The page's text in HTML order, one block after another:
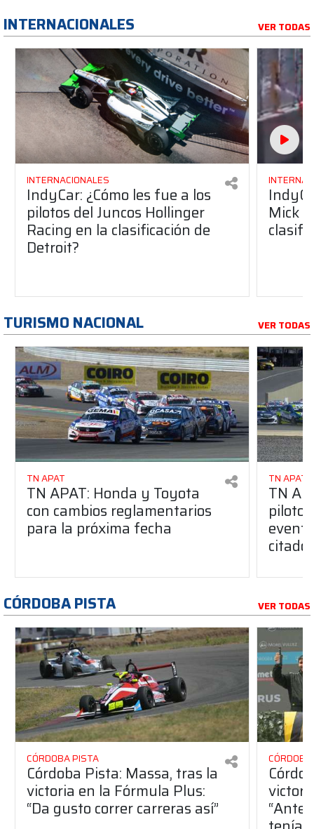
INTERNACIONALES VER TODAS
INTERNACIONALES
IndyCar: ¿Cómo les fue a los
pilotos del Juncos Hollinger
Racing en la clasificación de
Detroit?
Mick
TURISMO NACIONAL VER TODAS
TN APAT
TN APAT: Honda y Toyota
con cambios reglamentarios
para la próxima fecha
TN APAT
TN
piloto
citado
CÓRDOBA PISTA VER TODAS
CÓRDOBA PISTA
Córdoba Pista: Massa, tras la
victoria en la Fórmula Plus:
“Da gusto correr carreras así”